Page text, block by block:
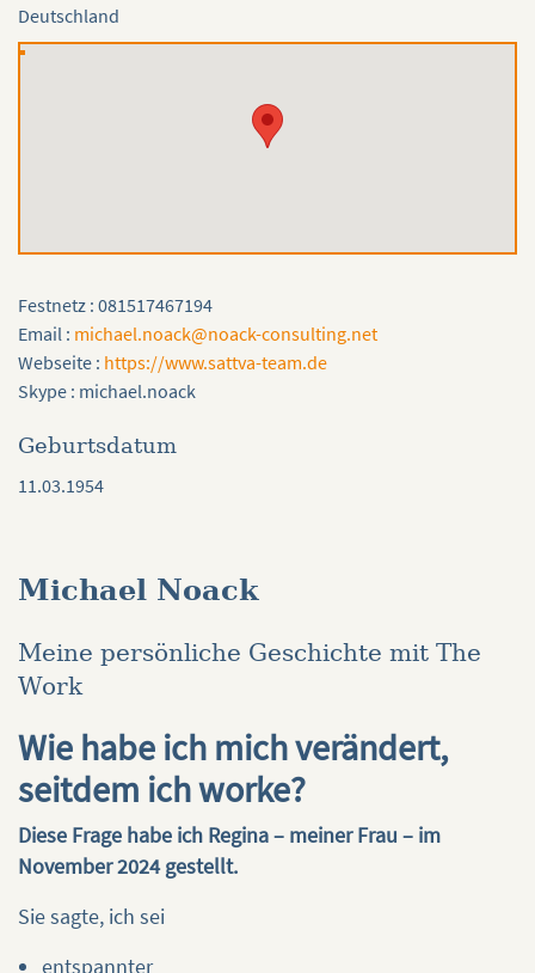
Deutschland
Festnetz : 081517467194
Email : michael.noack@noack-consulting.net
Webseite : https://www.sattva-team.de
Skype : michael.noack
Geburtsdatum
11.03.1954
Michael Noack
Meine persönliche Geschichte mit The
Work
Wie habe ich mich verändert,
seitdem ich worke?
Diese Frage habe ich Regina – meiner Frau – im
November 2024 gestellt.
Sie sagte, ich sei
entspannter